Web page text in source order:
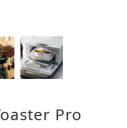
Pro